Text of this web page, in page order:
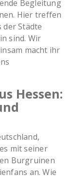
Begleitung
Hier treffen
der Städte
sind. Wir
macht ihr
Hessen:
mit seiner
Burgruinen
an. Wie